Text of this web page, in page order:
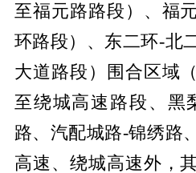
至福元路路段）、福
环路段）、东二环-北
大道路段）围合区域
至绕城高速路段、黑
路、汽配城路-锦绣路
高速、绕城高速外，